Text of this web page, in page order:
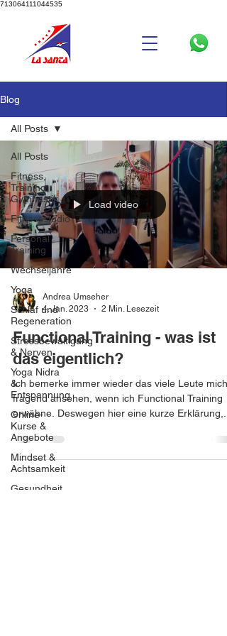
713064111044535
Blog
All Posts
Fitness,
Training,
Gymnastik
Fitnessstudio
Personal
Training
Wechseljahre
Yoga
Schlaf und
Regeneration
Stressbewältigung
& Nerven
Yoga Nidra
&
Entspannung
Online-
Kurse &
Angebote
Mindset &
Achtsamkeit
Gesundheit
All Posts
Load video
Andrea Umseher
4. Jan. 2023
2 Min. Lesezeit
Functional Training - was ist
das eigentlich?
Ich bemerke immer wieder das viele Leute mich
fragend ansehen, wenn ich Functional Training
erwähne. Deswegen hier eine kurze Erklärung,...